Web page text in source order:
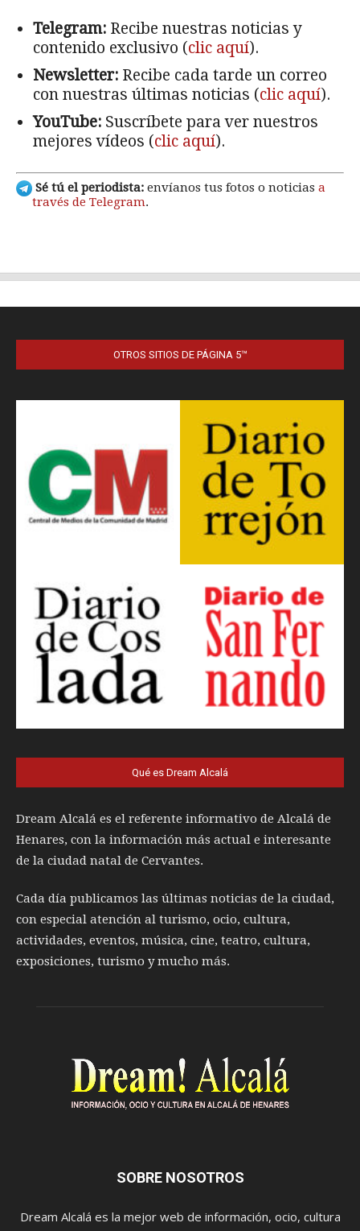
OTROS SITIOS DE PÁGINA 5™
Qué es Dream Alcalá
Dream Alcalá es el referente informativo de Alcalá de
Henares, con la información más actual e interesante
de la ciudad natal de Cervantes.
Cada día publicamos las últimas noticias de la ciudad,
con especial atención al turismo, ocio, cultura,
actividades, eventos, música, cine, teatro, cultura,
exposiciones, turismo y mucho más.
SOBRE NOSOTROS
Dream Alcalá es la mejor web de información, ocio, cultura